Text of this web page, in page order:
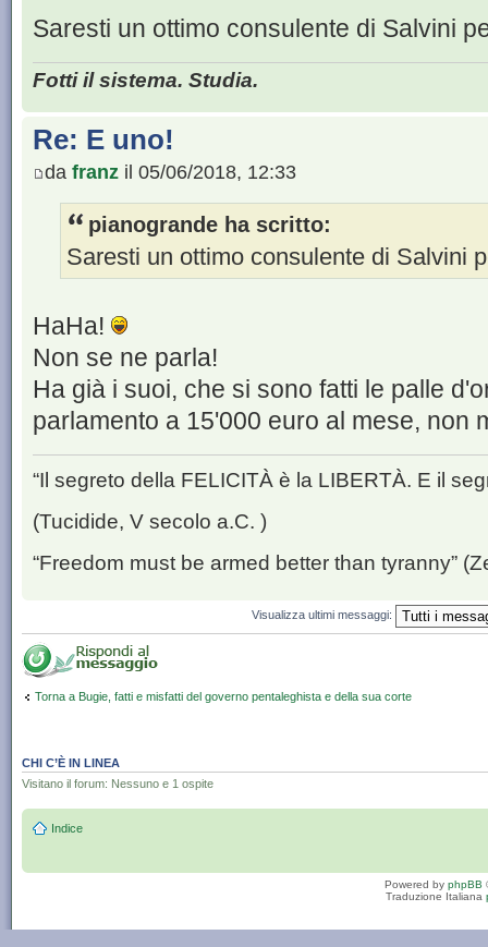
Saresti un ottimo consulente di Salvini
Fotti il sistema. Studia.
Re: E uno!
da franz il 05/06/2018, 12:33
pianogrande ha scritto:
Saresti un ottimo consulente di Salvini
HaHa!
Non se ne parla!
Ha già i suoi, che si sono fatti le palle
parlamento a 15'000 euro al mese, non
“Il segreto della FELICITÀ è la LIBERTÀ. E il
(Tucidide, V secolo a.C. )
“Freedom must be armed better than tyranny”
Visualizza ultimi messaggi:
Torna a Bugie, fatti e misfatti del governo pentaleghista e della sua corte
CHI C’È IN LINEA
Visitano il forum: Nessuno e 1 ospite
Indice
Powered by phpBB
Traduzione Italiana